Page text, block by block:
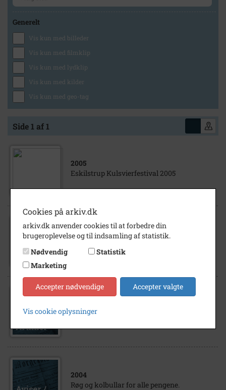
Generelt
Vis kun med billeder
Vis kun med filmklip
Vis kun med lydklip
Vis kun med kilder
Vis kun med geo-tag
Side 1 af 1
2005
Eskilstrup Kulsvierfestival 2005
2004
Eskilstrup Kulsvierlaug.
2004
Røg og kolbullar for alle pengene.
Cookies på arkiv.dk
arkiv.dk anvender cookies til at forbedre din
brugeroplevelse og til indsamling af statistik.
Nødvendig
Statistik
Marketing
Accepter nødvendige Accepter valgte
Vis cookie oplysninger